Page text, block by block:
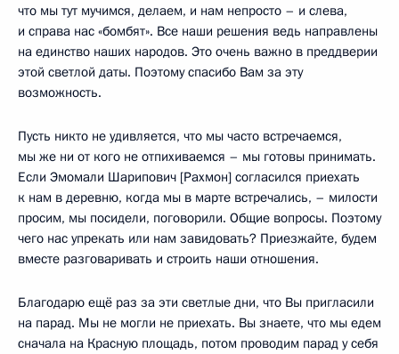
что мы тут мучимся, делаем, и нам непросто – и слева,
и справа нас «бомбят». Все наши решения ведь направлены
на единство наших народов. Это очень важно в преддверии
этой светлой даты. Поэтому спасибо Вам за эту
возможность.
Пусть никто не удивляется, что мы часто встречаемся,
мы же ни от кого не отпихиваемся – мы готовы принимать.
Если Эмомали Шарипович [Рахмон] согласился приехать
к нам в деревню, когда мы в марте встречались, – милости
просим, мы посидели, поговорили. Общие вопросы. Поэтому
чего нас упрекать или нам завидовать? Приезжайте, будем
вместе разговаривать и строить наши отношения.
Благодарю ещё раз за эти светлые дни, что Вы пригласили
на парад. Мы не могли не приехать. Вы знаете, что мы едем
сначала на Красную площадь, потом проводим парад у себя